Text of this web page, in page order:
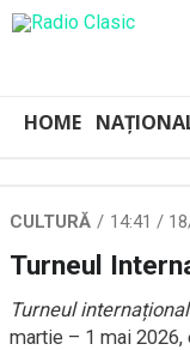
HOME
CULTURĂ 14:41 /
Turneul
Turneul
martie – 1 mai